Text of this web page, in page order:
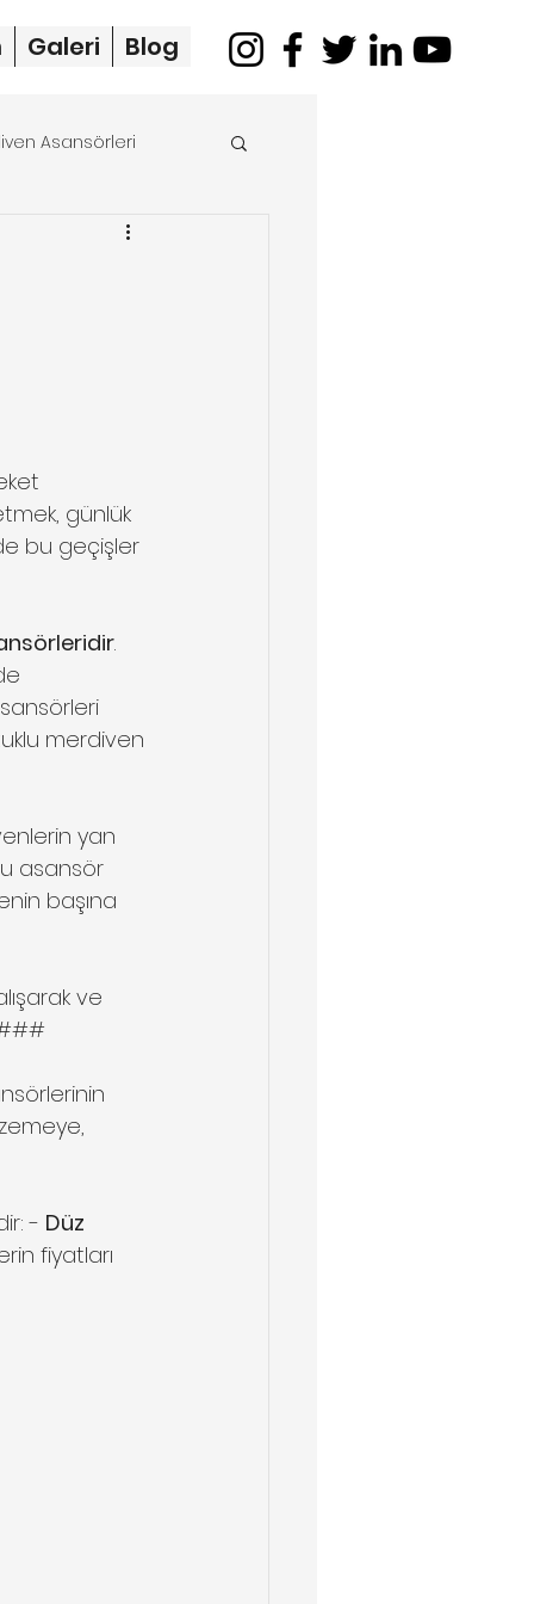
Galeri Blog
Asansörleri
asansörü
günlük
bu geçişler
.
merdiven
yan
asansör
başına
ve
- Düz
fiyatları